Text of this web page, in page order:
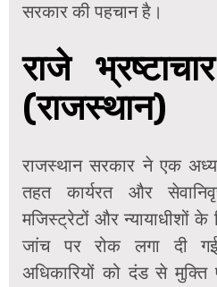
सरकार की पहचान है।
राजे
(राजस्थान)
राजस्थान सरकार ने एक
तहत कार्यरत और
मजिस्ट्रेटों और न्यायाधीशों
जांच पर रोक लगा दी
अधिकारियों को दंड से मुक्ति